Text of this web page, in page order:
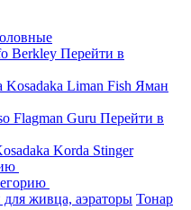
Berkley Перейти в
Kosadaka Liman Fish Яман
Flagman Guru Перейти в
Korda Stinger
живца, аэраторы Тонар